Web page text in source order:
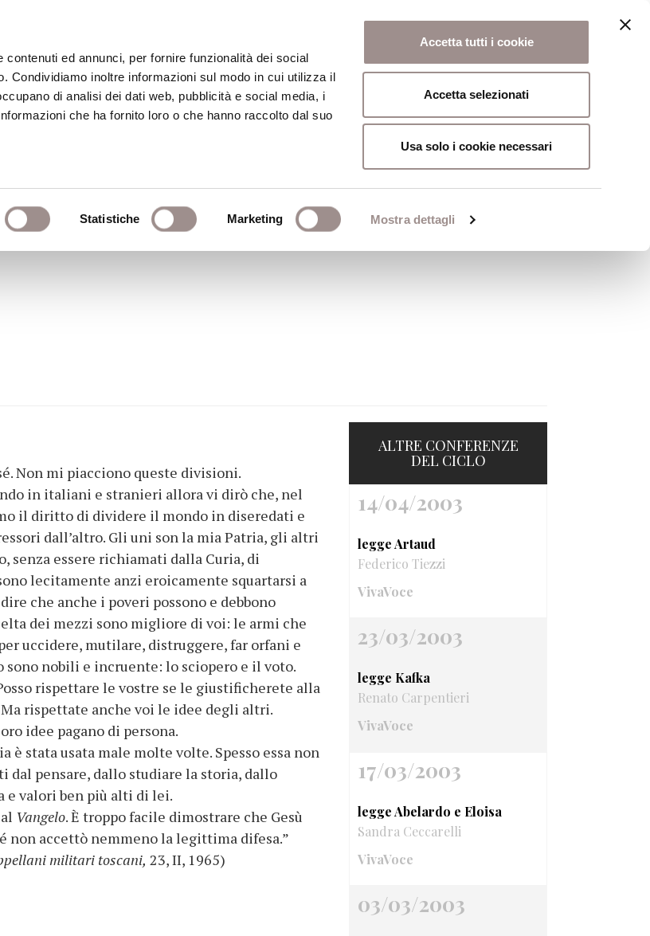
ed annunci, per fornire funzionalità dei social
Condividiamo inoltre informazioni sul modo in cui utilizza il
di analisi dei dati web, pubblicità e social media, i
che ha fornito loro o che hanno raccolto dal suo
Statistiche Marketing Mostra dettagli
Accetta tutti i cookie
Accetta selezionati
Usa solo i cookie necessari
Culturale Centro Studi Religiosi Scuola Alti Studi
letterari
Non mi piacciono queste divisioni.
in italiani e stranieri allora vi dirò che, nel
il diritto di dividere il mondo in diseredati e
dall’altro. Gli uni son la mia Patria, gli altri
essere richiamati dalla Curia, di
lecitamente anzi eroicamente squartarsi a
che anche i poveri possono e debbono
dei mezzi sono migliore di voi: le armi che
uccidere, mutilare, distruggere, far orfani e
sono nobili e incruente: lo sciopero e il voto.
rispettare le vostre se le giustificherete alla
rispettate anche voi le idee degli altri.
idee pagano di persona.
è stata usata male molte volte. Spesso essa non
dal pensare, dallo studiare la storia, dallo
e valori ben più alti di lei.
Vangelo. È troppo facile dimostrare che Gesù
non accettò nemmeno la legittima difesa.”
militari toscani, 23, II, 1965)
ALTRE CONFERENZE
DEL CICLO
14/04/2003
legge Artaud
Federico Tiezzi
VivaVoce
23/03/2003
legge Kafka
Renato Carpentieri
VivaVoce
17/03/2003
legge Abelardo e Eloisa
Sandra Ceccarelli
VivaVoce
03/03/2003